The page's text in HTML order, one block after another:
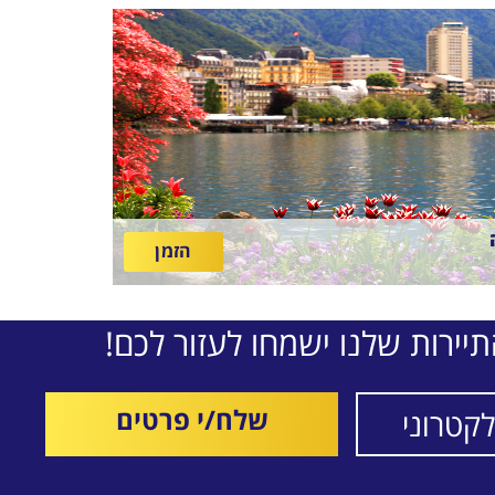
הזמן
שלנו ישמחו לעזור לכם!
שלח/י פרטים